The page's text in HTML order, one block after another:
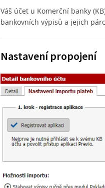
Váš účet u Komerční banky
bankovních výpisů a jejich
Nastavení propojení